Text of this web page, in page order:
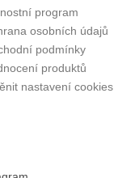
program
osobních údajů
podmínky
produktů
nastavení cookies